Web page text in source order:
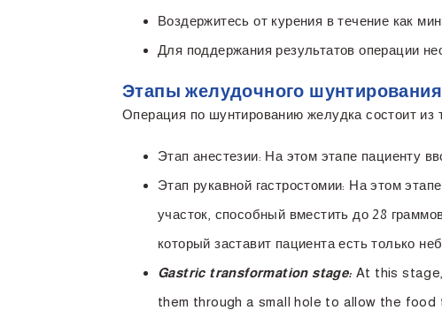
Воздержитесь от курения в течение как
Для поддержания результатов операции
Этапы желудочного шунтирования
Операция по шунтированию желудка состоит из
Этап анестезии: На этом этапе пациенту
Этап рукавной гастростомии: На этом
участок, способный вместить до 28
который заставит пациента есть только
Gastric transformation stage: At this
them through a small hole to allow the